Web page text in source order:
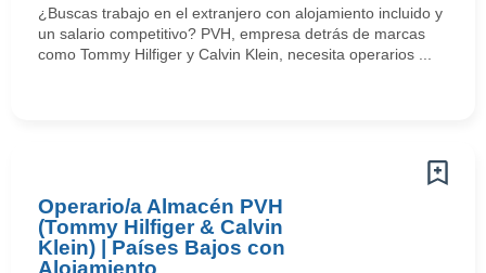
¿Buscas trabajo en el extranjero con alojamiento incluido y
un salario competitivo? PVH, empresa detrás de marcas
como Tommy Hilfiger y Calvin Klein, necesita operarios ...
Operario/a Almacén PVH
(Tommy Hilfiger & Calvin
Klein) | Países Bajos con
Alojamiento